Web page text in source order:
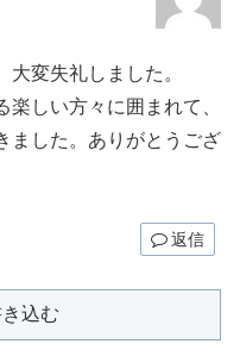
変失礼しました。
しい方々に囲まれて、
ました。ありがとうござ
返信
込む